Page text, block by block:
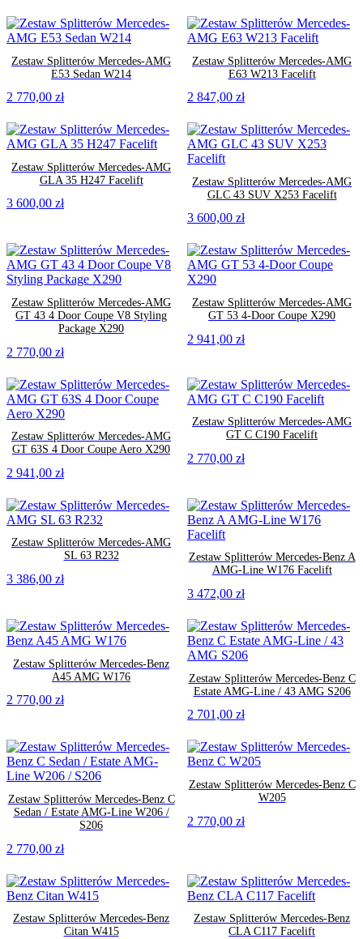
Zestaw Splitterów Mercedes-AMG
E53 Sedan W214
2 770,00 zł
Zestaw Splitterów Mercedes-AMG
E63 W213 Facelift
2 847,00 zł
Zestaw Splitterów Mercedes-AMG
GLA 35 H247 Facelift
3 600,00 zł
Zestaw Splitterów Mercedes-AMG
GLC 43 SUV X253 Facelift
3 600,00 zł
Zestaw Splitterów Mercedes-AMG
GT 43 4 Door Coupe V8 Styling
Package X290
2 770,00 zł
Zestaw Splitterów Mercedes-AMG
GT 53 4-Door Coupe X290
2 941,00 zł
Zestaw Splitterów Mercedes-AMG
GT 63S 4 Door Coupe Aero X290
2 941,00 zł
Zestaw Splitterów Mercedes-AMG
GT C C190 Facelift
2 770,00 zł
Zestaw Splitterów Mercedes-AMG
SL 63 R232
3 386,00 zł
Zestaw Splitterów Mercedes-Benz A
AMG-Line W176 Facelift
3 472,00 zł
Zestaw Splitterów Mercedes-Benz
A45 AMG W176
2 770,00 zł
Zestaw Splitterów Mercedes-Benz C
Estate AMG-Line / 43 AMG S206
2 701,00 zł
Zestaw Splitterów Mercedes-Benz C
Sedan / Estate AMG-Line W206 /
S206
2 770,00 zł
Zestaw Splitterów Mercedes-Benz C
W205
2 770,00 zł
Zestaw Splitterów Mercedes-Benz
Citan W415
Zestaw Splitterów Mercedes-Benz
CLA C117 Facelift